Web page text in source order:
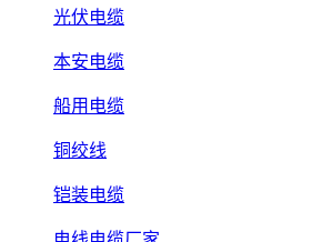
光伏电缆
本安电缆
船用电缆
铜绞线
铠装电缆